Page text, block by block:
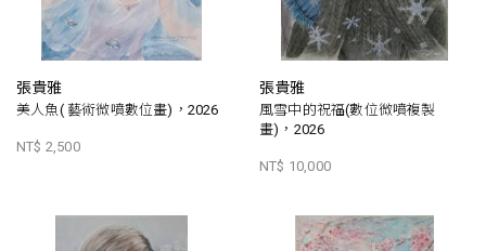
張貴雅
美人魚( 藝術微噴數位畫)，2026
NT$ 2,500
張貴雅
風雪中的祝福(數位微噴複製
畫)，2026
NT$ 10,000